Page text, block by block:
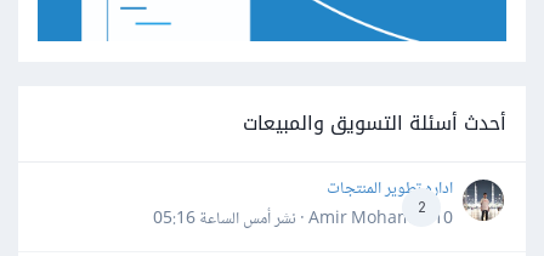
أحدث أسئلة التسويق والمبيعات
2
اداره تطوير المنتجات
Amir Mohamed10 · نشر
أمس الساعة 05:16